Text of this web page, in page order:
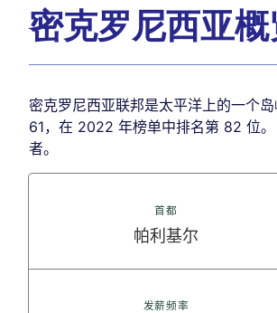
密克罗尼西亚概
密克罗尼西亚联邦是太平洋上的一个
61，在 2022 年榜单中排名第 82 位
者。
首都
帕利基尔
发薪频率